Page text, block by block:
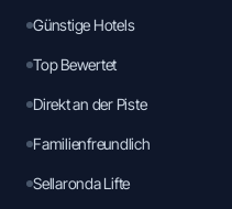
Günstige Hotels
Top Bewertet
Direkt an der Piste
Familienfreundlich
Sellaronda Lifte